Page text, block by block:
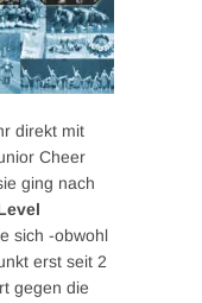
direkt mit
Cheer
ging nach
sich -obwohl
erst seit 2
gegen die